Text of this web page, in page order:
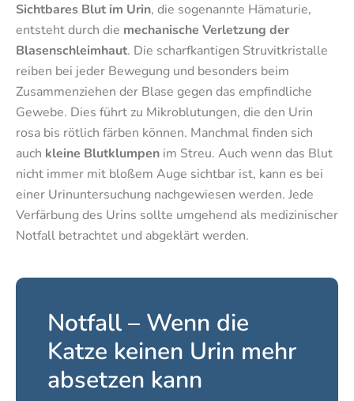
Sichtbares Blut im Urin, die sogenannte Hämaturie,
entsteht durch die mechanische Verletzung der
Blasenschleimhaut. Die scharfkantigen Struvitkristalle
reiben bei jeder Bewegung und besonders beim
Zusammenziehen der Blase gegen das empfindliche
Gewebe. Dies führt zu Mikroblutungen, die den Urin
rosa bis rötlich färben können. Manchmal finden sich
auch kleine Blutklumpen im Streu. Auch wenn das Blut
nicht immer mit bloßem Auge sichtbar ist, kann es bei
einer Urinuntersuchung nachgewiesen werden. Jede
Verfärbung des Urins sollte umgehend als medizinischer
Notfall betrachtet und abgeklärt werden.
Notfall – Wenn die
Katze keinen Urin mehr
absetzen kann